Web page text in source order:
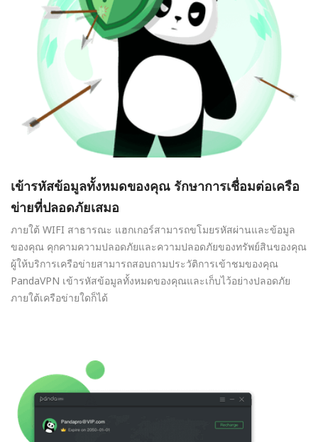
เข้ารหัสข้อมูลทั้งหมดของคุณ รักษาการเชื่อมต่อเครือ
ข่ายที่ปลอดภัยเสมอ
ภายใต้ WIFI สาธารณะ แฮกเกอร์สามารถขโมยรหัสผ่านและข้อมูล
ของคุณ คุกคามความปลอดภัยและความปลอดภัยของทรัพย์สินของคุณ
ผู้ให้บริการเครือข่ายสามารถสอบถามประวัติการเข้าชมของคุณ
PandaVPN เข้ารหัสข้อมูลทั้งหมดของคุณและเก็บไว้อย่างปลอดภัย
ภายใต้เครือข่ายใดก็ได้